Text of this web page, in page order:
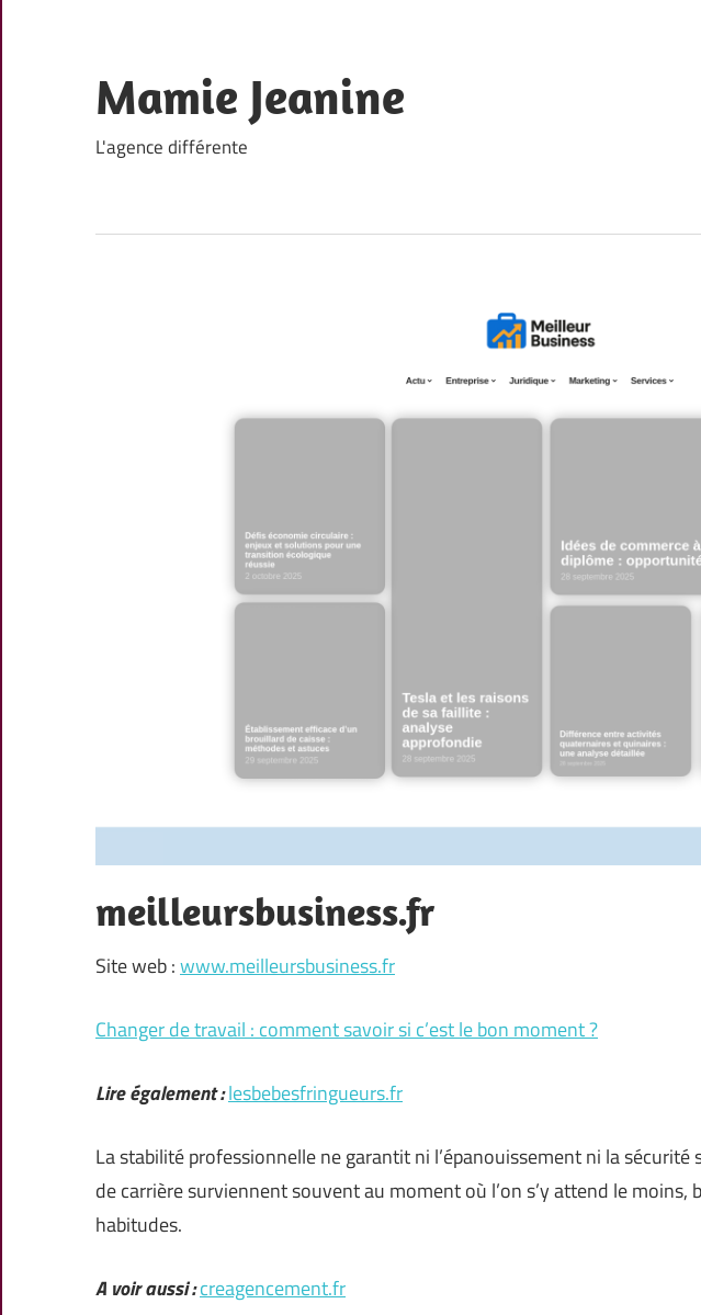
content
Mamie Jeanine
L'agence différente
meilleursbusiness.fr
Site web :www.meilleursbusiness.fr
Changer de travail : comment savoir si c’est le bon moment ?
Lire également :lesbebesfringueurs.fr
La stabilité professionnelle ne garantit ni l’épanouissement ni la
de carrière surviennent souvent au moment où l’on s’y attend le moins,
habitudes.
A voir aussi :creagencement.fr